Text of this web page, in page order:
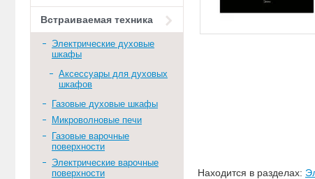
Встраиваемая техника
Электрические духовые
шкафы
Аксессуары для духовых
шкафов
Газовые духовые шкафы
Микроволновые печи
Газовые варочные
поверхности
Электрические варочные
поверхности
Находится в разделах: